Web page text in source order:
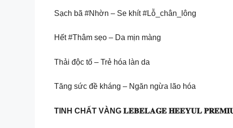
Sạch bã #Nhờn – Se khít #Lỗ_chân_lông
Hết #Thâm sẹo – Da mịn màng
Thải độc tố – Trẻ hóa làn da
Tăng sức đề kháng – Ngăn ngừa lão hóa
TINH CHẤT VÀNG 𝐋𝐄𝐁𝐄𝐋𝐀𝐆𝐄 𝐇𝐄𝐄𝐘𝐔𝐋